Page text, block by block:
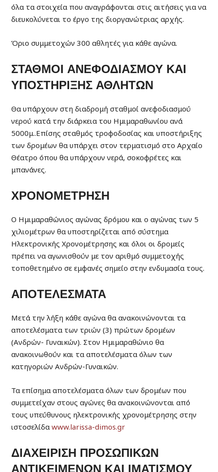
όλα τα στοιχεία που αναγράφονται στις αιτήσεις για να
διευκολύνεται το έργο της διοργανώτριας αρχής.
Όριο συμμετοχών 300 αθλητές για κάθε αγώνα.
ΣΤΑΘΜΟΙ ΑΝΕΦΟΔΙΑΣΜΟΥ ΚΑΙ
ΥΠΟΣΤΗΡΙΞΗΣ ΑΘΛΗΤΩΝ
Θα υπάρχουν στη διαδρομή σταθμοί ανεφοδιασμού
νερού κατά την διάρκεια του Ημιμαραθωνίου ανά
5000μ..Επίσης σταθμός τροφοδοσίας και υποστήριξης
των δρομέων θα υπάρχει στον τερματισμό στο Αρχαίο
Θέατρο όπου θα υπάρχουν νερά, σοκοφρέτες και
μπανάνες.
ΧΡΟΝΟΜΕΤΡΗΣΗ
Ο Ημιμαραθώνιος αγώνας δρόμου και ο αγώνας των 5
χιλιομέτρων θα υποστηρίζεται από σύστημα
Ηλεκτρονικής Χρονομέτρησης και όλοι οι δρομείς
πρέπει να αγωνισθούν με τον αριθμό συμμετοχής
τοποθετημένο σε εμφανές σημείο στην ενδυμασία τους.
ΑΠΟΤΕΛΕΣΜΑΤΑ
Μετά την λήξη κάθε αγώνα θα ανακοινώνονται τα
αποτελέσματα των τριών (3) πρώτων δρομέων
(Ανδρών- Γυναικών). Στον Ημιμαραθώνιο θα
ανακοινωθούν και τα αποτελέσματα όλων των
κατηγοριών Ανδρών-Γυναικών.
Τα επίσημα αποτελέσματα όλων των δρομέων που
συμμετείχαν στους αγώνες θα ανακοινώνονται από
τους υπεύθυνους ηλεκτρονικής χρονομέτρησης στην
ιστοσελίδαwww.larissa-dimos.gr
ΔΙΑΧΕΙΡΙΣΗ ΠΡΟΣΩΠΙΚΩΝ
ΑΝΤΙΚΕΙΜΕΝΩΝ ΚΑΙ ΙΜΑΤΙΣΜΟΥ